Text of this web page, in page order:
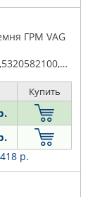
ГРМ VAG
(5310825100,5320161100,5320582100,5320623100,)
Купить
р.